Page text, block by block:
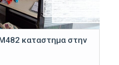
καταστημα στην